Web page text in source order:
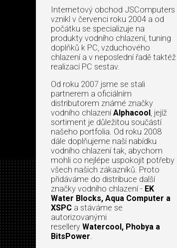
Internetový obchod JSComputers
vznikl v červenci roku 2004 a od
počátku se specializuje na
produkty vodního chlazení, tuning
doplňků k PC, vzduchového
chlazení a v neposlední řadě taktéž
realizací PC sestav.
Od roku 2007 jsme se stali
partnerem a oficiálním
distributorem známé značky
vodního chlazení Alphacool, jejíž
sortiment je důležitou součástí
našeho portfolia. Od roku 2008
dále doplňujeme naší nabídku
vodního chlazení tak, abychom
mohli co nejlépe uspokojit potřeby
všech našich zákazníků. Proto
přidáváme do distribuce další
značky vodního chlazení - EK
Water Blocks, Aqua Computer a
XSPC a stáváme se
autorizovanými
resellery Watercool, Phobya a
BitsPower.